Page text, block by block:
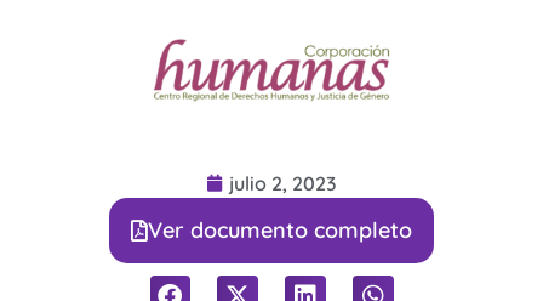
julio 2, 2023
Ver documento completo